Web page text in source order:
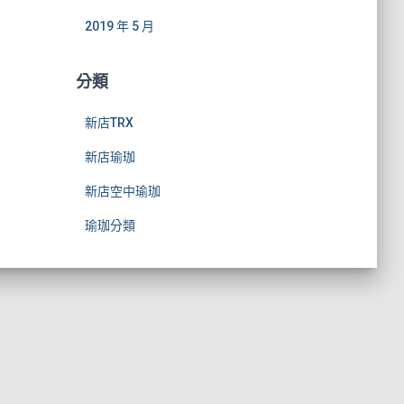
2019 年 5 月
分類
新店TRX
新店瑜珈
新店空中瑜珈
瑜珈分類